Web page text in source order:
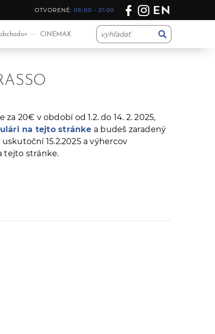
OTVORENÉ: 09:00 - 21:00 EN
CINEMAX
20€ v období od 1.2. do 14. 2. 2025,
na tejto stránke a budeš zaradený
15.2.2025 a výhercov
tejto stránke.